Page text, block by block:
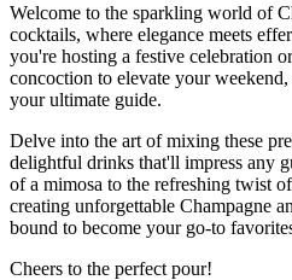
Welcome to the sparkling world of
cocktails, where elegance meets
you're hosting a festive celebration
concoction to elevate your
your ultimate guide.
Delve into the art of mixing these
delightful drinks that'll impress any
of a mimosa to the refreshing twist
creating unforgettable Champagne
bound to become your go-to
Cheers to the perfect pour!